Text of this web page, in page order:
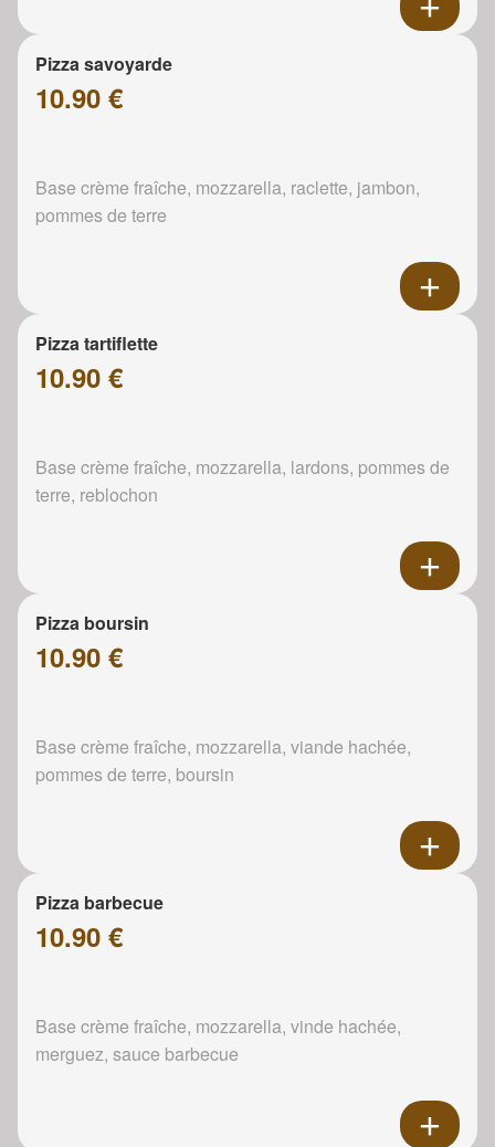
Pizza savoyarde
10.90 €
Base crème fraîche, mozzarella, raclette, jambon,
pommes de terre
Pizza tartiflette
10.90 €
Base crème fraîche, mozzarella, lardons, pommes de
terre, reblochon
Pizza boursin
10.90 €
Base crème fraîche, mozzarella, viande hachée,
pommes de terre, boursin
Pizza barbecue
10.90 €
Base crème fraîche, mozzarella, vinde hachée,
merguez, sauce barbecue